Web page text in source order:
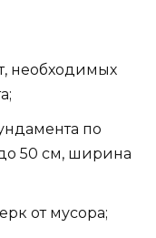
необходимых
по
50 см, ширина
от мусора;